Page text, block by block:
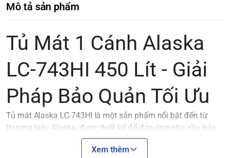
Mô tả sản phẩm
Tủ Mát 1 Cánh Alaska
LC-743HI 450 Lít - Giải
Pháp Bảo Quản Tối Ưu
Tủ mát Alaska LC-743HI là một sản phẩm nổi bật đến từ
thương hiệu Alaska, được thiết kế để đáp ứng nhu cầu bảo
quản thực phẩm và đồ uống của gia đình, cửa hàng, và siêu
thị nhỏ. Với kiểu dáng hiện đại và các tính năng tiên tiến, tủ
Xem thêm